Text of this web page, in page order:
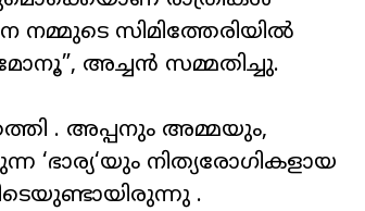
നമ്മുടെ സിമിത്തേരിയിൽ
മോനൂ”, അച്ചൻ സമ്മതിച്ചു.
. അപ്പനും അമ്മയും,
‘ഭാര്യ‘യും നിത്യരോഗികളായ
.